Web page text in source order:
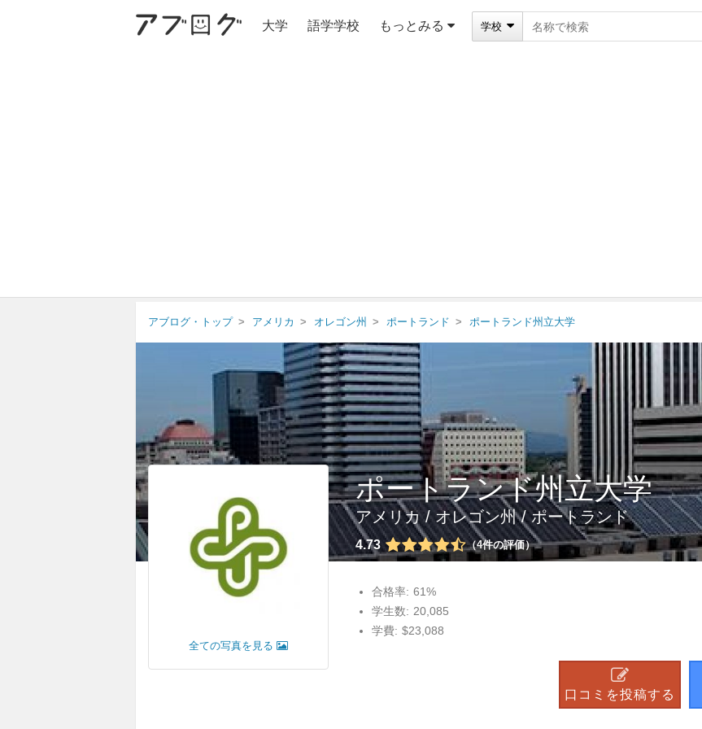
大学 語学学校 もっとみる 学校
アブログ・トップ アメリカ オレゴン州 ポートランド ポートランド州立大学
全ての写真を見る
ポートランド州立大学
アメリカ/オレゴン州/ポートランド
4.73 4件の評価
合格率: 61%
学生数: 20,085
学費: $23,088
口コミを投稿する